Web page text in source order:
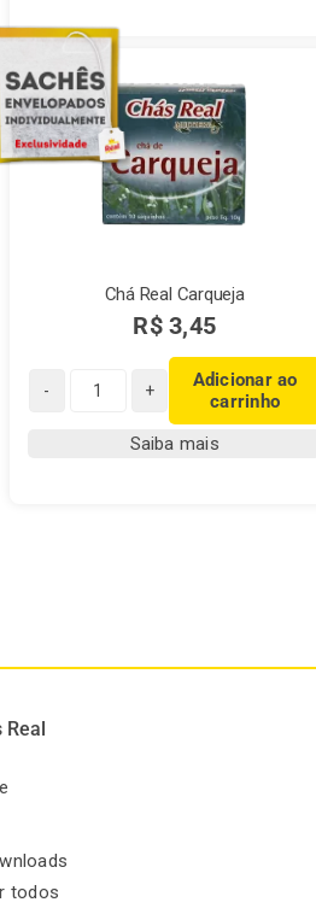
com
Maçã
quantidade
Chá Real Carqueja
R$3,45
Chá
Real
Adicionar ao
carrinho
Saiba mais
Real
todos